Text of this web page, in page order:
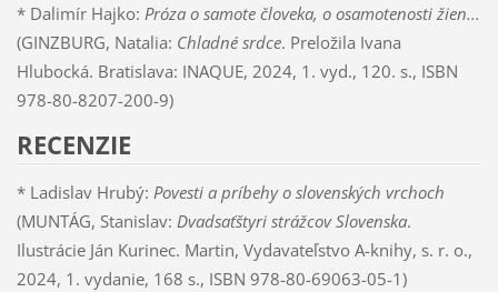
* Dalimír Hajko: Próza o samote človeka, o osamotenosti žien...
(GINZBURG, Natalia: Chladné srdce. Preložila Ivana
Hlubocká. Bratislava: INAQUE, 2024, 1. vyd., 120. s., ISBN
978-80-8207-200-9)
RECENZIE
* Ladislav Hrubý: Povesti a príbehy o slovenských vrchoch
(MUNTÁG, Stanislav: Dvadsaťštyri strážcov Slovenska.
Ilustrácie Ján Kurinec. Martin, Vydavateľstvo A-knihy, s. r. o.,
2024, 1. vydanie, 168 s., ISBN 978-80-69063-05-1)